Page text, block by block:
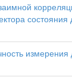
измерения